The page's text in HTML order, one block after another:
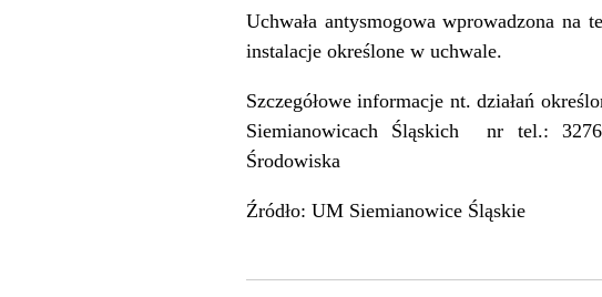
Uchwała antysmogowa wprowadzona na
instalacje określone w uchwale.
Szczegółowe informacje nt. działań
Siemianowicach Śląskich nr tel.:
Środowiska
Źródło: UM Siemianowice Śląskie